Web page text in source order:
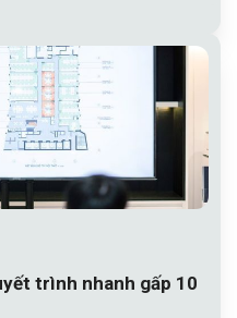
trình nhanh gấp 10